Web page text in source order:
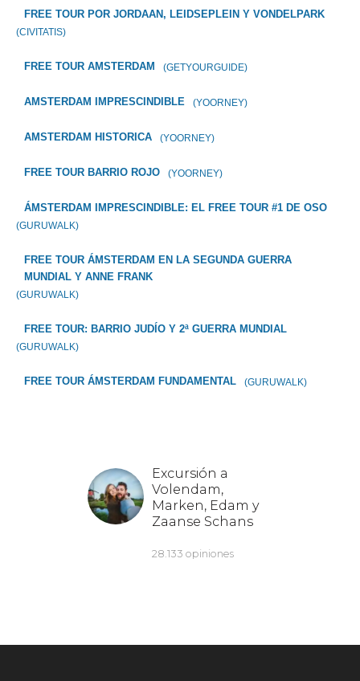
FREE TOUR POR JORDAAN, LEIDSEPLEIN Y VONDELPARK
(CIVITATIS)
FREE TOUR AMSTERDAM (GETYOURGUIDE)
AMSTERDAM IMPRESCINDIBLE (YOORNEY)
AMSTERDAM HISTORICA (YOORNEY)
FREE TOUR BARRIO ROJO (YOORNEY)
ÁMSTERDAM IMPRESCINDIBLE: EL FREE TOUR #1 DE OSO
(GURUWALK)
FREE TOUR ÁMSTERDAM EN LA SEGUNDA GUERRA
MUNDIAL Y ANNE FRANK
(GURUWALK)
FREE TOUR: BARRIO JUDÍO Y 2ª GUERRA MUNDIAL
(GURUWALK)
FREE TOUR ÁMSTERDAM FUNDAMENTAL (GURUWALK)